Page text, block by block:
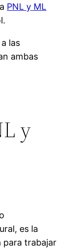
PNL y ML
las
ambas
y
es la
para trabajar